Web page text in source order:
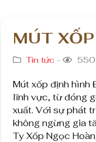
MÚT
Tin tức - 550
Mút xốp định hình
lĩnh vực, từ đóng
xuất. Với sự phát
không ngừng gia
Ty Xốp Ngọc